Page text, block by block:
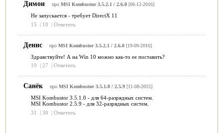
Димон про MSI Kombustor 3.5.2.1 / 2.6.0[06-12-2016]
Не запускается - требует DirectX 11
15
| 10 | Ответить
Денис про MSI Kombustor 3.5.2.1 / 2.6.0[19-09-2016]
Здравствуйте! А на Win 10 можно как-то ее поставить?
19
| 27 | Ответить
Санёк про MSI Kombustor 3.5.1.0 / 2.5.9[11-08-2015]
MSI Kombustor 3.5.1.0 - для 64-разрядных систем.
MSI Kombustor 2.5.9 - для 32-разрядных систем.
31
| 30 | Ответить